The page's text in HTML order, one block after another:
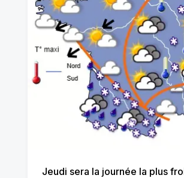
Jeudi sera la journée la plus